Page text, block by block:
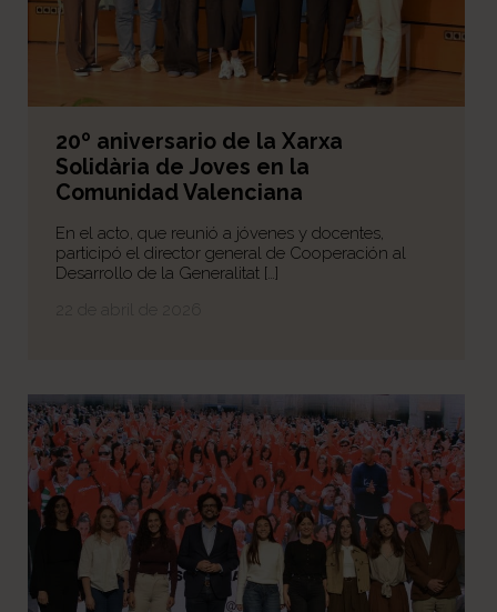
20º aniversario de la Xarxa
Solidària de Joves en la
Comunidad Valenciana
En el acto, que reunió a jóvenes y docentes,
participó el director general de Cooperación al
Desarrollo de la Generalitat […]